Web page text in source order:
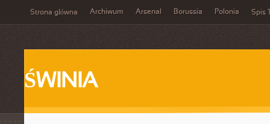
Strona główna Archiwum Arsenal Borussia Polonia Spis
ŚWINIA